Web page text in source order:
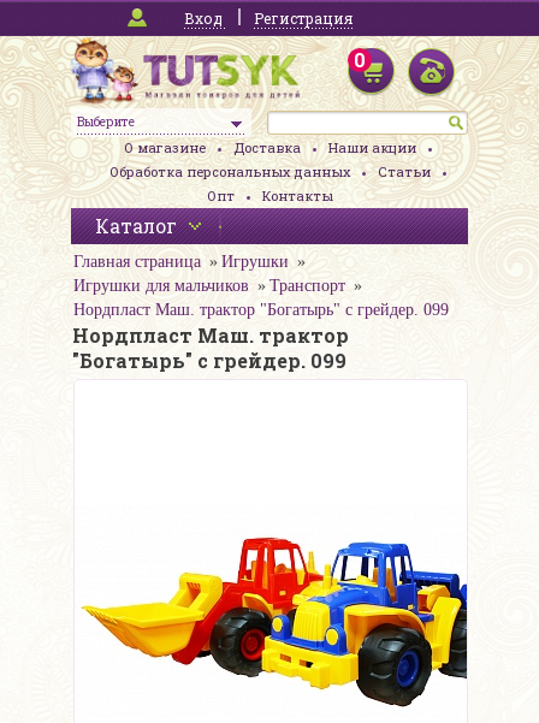
Вход Регистрация
Выберите
0
О магазине Доставка
Наши акции
Обработка персональных данных
Статьи
Опт
Контакты
Каталог
Главная страница
Игрушки
Игрушки для мальчиков
Транспорт
Нордпласт Маш. трактор "Богатырь" с грейдер. 099
Нордпласт Маш. трактор
"Богатырь" с грейдер. 099